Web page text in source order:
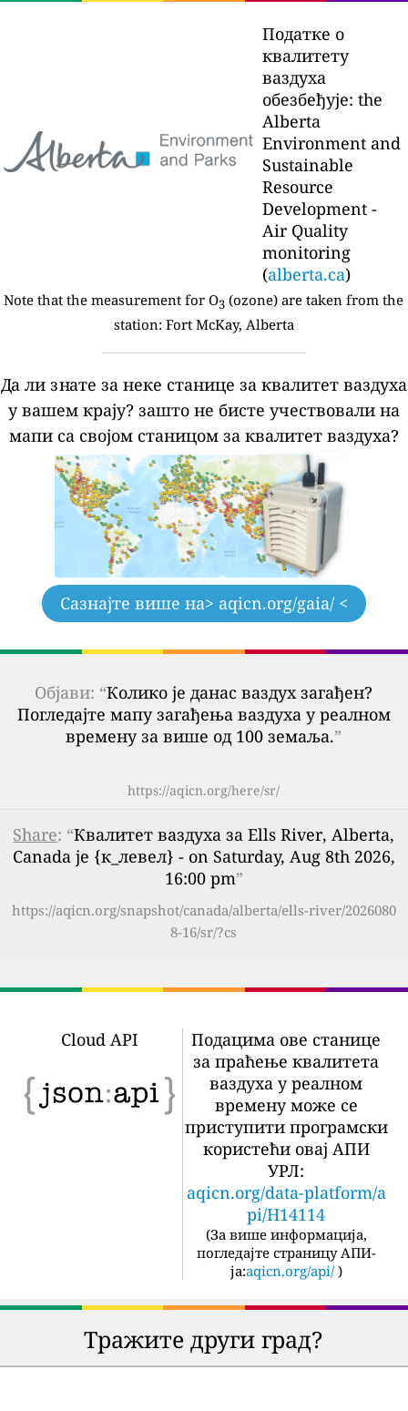
Податке о
квалитету
ваздуха
обезбеђује: the
Alberta
Environment and
Sustainable
Resource
Development -
Air Quality
monitoring
(alberta.ca)
Note that the measurement for O3 (ozone) are taken from the
station: Fort McKay, Alberta
Да ли знате за неке станице за квалитет ваздуха
у вашем крају? зашто не бисте учествовали на
мапи са својом станицом за квалитет ваздуха?
Сазнајте више на> aqicn.org/gaia/ <
Објави: “Колико је данас ваздух загађен?
Погледајте мапу загађења ваздуха у реалном
времену за више од 100 земаља.”
https://aqicn.org/here/sr/
Share: “Квалитет ваздуха за Ells River, Alberta,
Canada је {к_левел} - on Saturday, Aug 8th 2026,
16:00 pm”
https://aqicn.org/snapshot/canada/alberta/ells-river/2026080
8-16/sr/?cs
Cloud API
Подацима ове станице
за праћење квалитета
ваздуха у реалном
времену може се
приступити програмски
користећи овај АПИ
УРЛ:
aqicn.org/data-platform/a
pi/H14114
(За више информација,
погледајте страницу АПИ-
ја:aqicn.org/api/ )
Тражите други град?